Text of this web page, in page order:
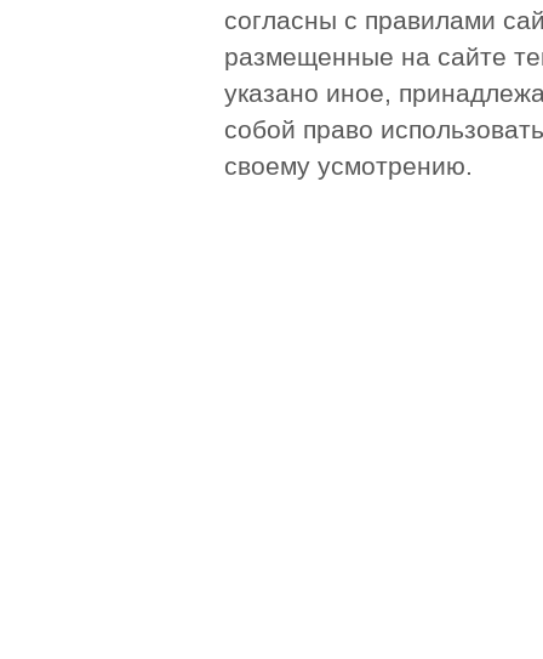
согласны с правилами
размещенные на сайте
указано иное,
собой право
своему усмотрению.